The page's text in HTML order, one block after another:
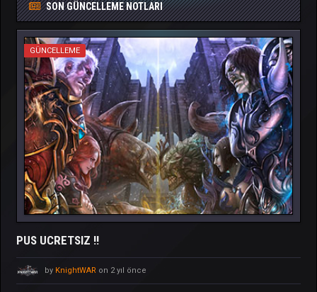
SON GÜNCELLEME NOTLARI
GÜNCELLEME
PUS UCRETSIZ !!
by KnightWAR on 2 yıl önce